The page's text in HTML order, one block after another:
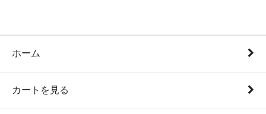
ホーム
カートを見る